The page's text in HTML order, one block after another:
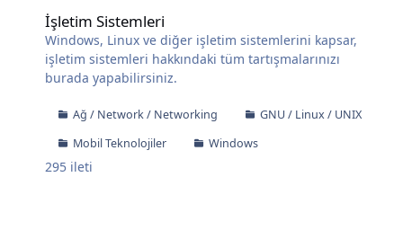
İşletim Sistemleri
Windows, Linux ve diğer işletim sistemlerini kapsar,
işletim sistemleri hakkındaki tüm tartışmalarınızı
burada yapabilirsiniz.
Ağ / Network / Networking
GNU / Linux / UNIX
Mobil Teknolojiler
Windows
295 ileti